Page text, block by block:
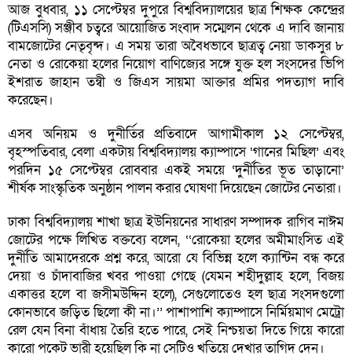
আজ বুধবার, ১১ সেপ্টেম্বর দুপুরে বিশ্ববিদ্যালয়ের ছাত্র শিক্ষক কেন্দ্রের
(টিএসসি) সঞ্জীব চত্বরে আয়োজিত সংবাদ সম্মেলন থেকে এ দাবি জানায়
বামজোটের নেতৃবৃন্দ। এ সময় তারা অবৈধভাবে ছাত্রত্ব নেয়া ডাকসুর ৮
নেতা ও রোকেয়া হলের নিয়োগ বাণিজ্যের সঙ্গে যুক্ত হল সংসদের ভিপি
ইশরাত জাহান তন্বী ও জিএস সায়মা আক্তার প্রমির পদত্যাগ দাবি
করেছেন।
এসব অনিয়ম ও দুনীর্তির প্রতিবাদে আগামীকাল ১২ সেপ্টেম্বর,
বৃহস্পতিবার, বেলা একটায় বিশ্ববিদ্যালয় ক্যাম্পাসে ‘গানের মিছিল’ এবং
পরদিন ১৫ সেপ্টেম্বর রোববার একই সময়ে ‘দুর্নীতির ভূত তাড়ানো’
শীর্ষক সাংস্কৃতিক অনুষ্ঠান পালন করার ঘোষণা দিয়েছেন জোটের নেতারা।
ঢাকা বিশ্ববিদ্যালয় শাখা ছাত্র ইউনিয়নের সাধারণ সম্পাদক রাগিব নাঈম
জোটের পক্ষে লিখিত বক্তব্যে বলেন, ‘‘রোকেয়া হলের অমীমাংসিত এই
দুর্নীতি আমাদেরকে প্রশ্ন করে, আরো যে বিভিন্ন হলে ক্যান্টিন বন্ধ করে
দেয়া ও চাঁদাবাজির খবর পাওয়া গেছে (যেমন শহীদুল্লাহ হলে, বিজয়
একাত্তর হলে বা জসীমউদ্দিন হলে), সেগুলোতেও হল ছাত্র সংসদগুলো
কোনভাবে জড়িত ছিলো কী না।’’ পাশাপাশি ক্যাম্পাসে নির্মিয়মাণ মেট্রো
রেল যেন বিনা বাঁধায় তৈরি হতে পারে, সেই নিশ্চয়তা দিতে গিয়ে কারো
কারো পকেট ভারী হয়েছিল কি না সেটিও খতিয়ে দেখার তাগিদ দেন।